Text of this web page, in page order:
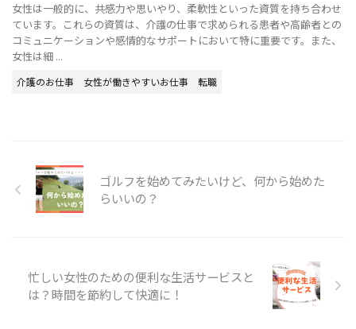
女性は一般的に、共感力や思いやり、柔軟性といった資質を持ち合わせ
ています。これらの資質は、介護の仕事で求められる患者や高齢者との
コミュニケーションや感情的なサポートにおいて特に重要です。また、
女性は細 ...
介護のお仕事 女性が働きやすいお仕事 転職
ゴルフを始めてみたいけど、何から始めた
らいいの？
忙しい女性のための便利な生活サービスと
は？時間を節約して快適に！